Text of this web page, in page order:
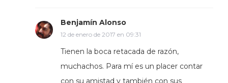
Benjamín Alonso
12 de enero de 2017 en 09:31
Tienen la boca retacada de razón,
muchachos. Para mí es un placer contar